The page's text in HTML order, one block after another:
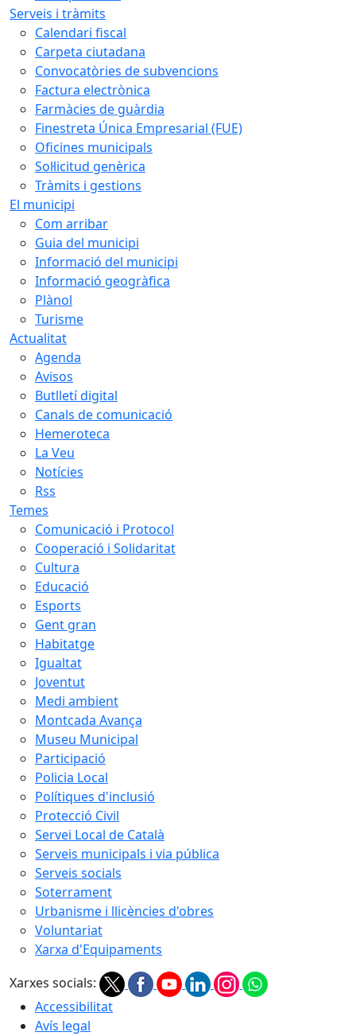
Serveis i tràmits
Calendari fiscal
Carpeta ciutadana
Convocatòries de subvencions
Factura electrònica
Farmàcies de guàrdia
Finestreta Única Empresarial (FUE)
Oficines municipals
Sol·licitud genèrica
Tràmits i gestions
El municipi
Com arribar
Guia del municipi
Informació del municipi
Informació geogràfica
Plànol
Turisme
Actualitat
Agenda
Avisos
Butlletí digital
Canals de comunicació
Hemeroteca
La Veu
Notícies
Rss
Temes
Comunicació i Protocol
Cooperació i Solidaritat
Cultura
Educació
Esports
Gent gran
Habitatge
Igualtat
Joventut
Medi ambient
Montcada Avança
Museu Municipal
Participació
Policia Local
Polítiques d'inclusió
Protecció Civil
Servei Local de Català
Serveis municipals i via pública
Serveis socials
Soterrament
Urbanisme i llicències d'obres
Voluntariat
Xarxa d'Equipaments
Xarxes socials:
Accessibilitat
Avís legal